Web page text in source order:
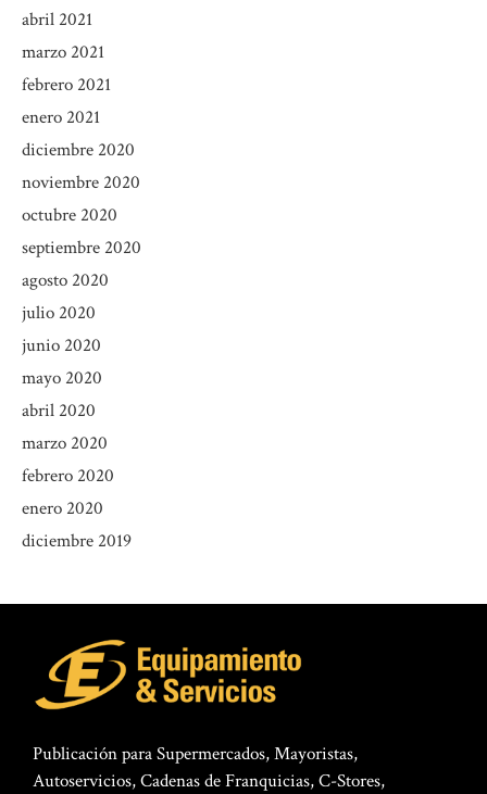
abril 2021
marzo 2021
febrero 2021
enero 2021
diciembre 2020
noviembre 2020
octubre 2020
septiembre 2020
agosto 2020
julio 2020
junio 2020
mayo 2020
abril 2020
marzo 2020
febrero 2020
enero 2020
diciembre 2019
Publicación para Supermercados, Mayoristas,
Autoservicios, Cadenas de Franquicias, C-Stores,